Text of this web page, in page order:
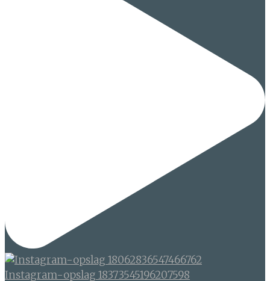
Instagram-opslag 18373545196207598